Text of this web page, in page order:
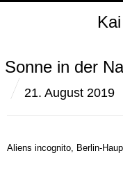
Sonne in der
21. August 2019
Aliens incognito, Berlin-